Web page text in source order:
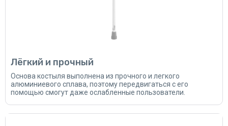
Лёгкий и прочный
Основа костыля выполнена из прочного и легкого
алюминиевого сплава, поэтому передвигаться с его
помощью смогут даже ослабленные пользователи.